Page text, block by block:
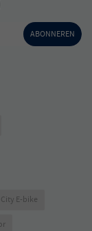
ABONNEREN
E-bike